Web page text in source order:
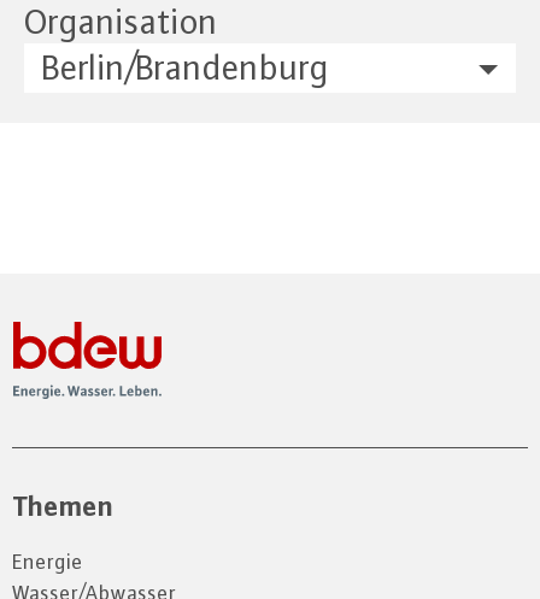
Organisation
Berlin/Brandenburg
Themen
Energie
Wasser/Abwasser